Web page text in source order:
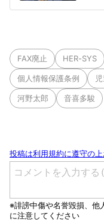
FAX廃止 HER-SYS
個人情報保護条例
河野太郎 音喜多駿